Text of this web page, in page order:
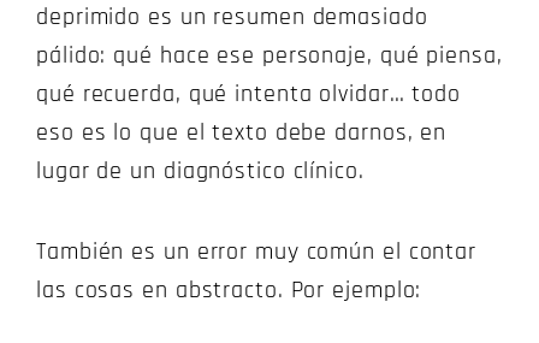
deprimido es un resumen demasiado
pálido: qué hace ese personaje, qué piensa,
qué recuerda, qué intenta olvidar… todo
eso es lo que el texto debe darnos, en
lugar de un diagnóstico clínico.
También es un error muy común el contar
las cosas en abstracto. Por ejemplo: